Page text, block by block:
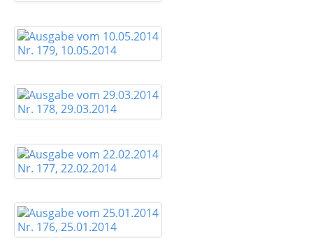
Nr. 179, 10.05.2014
Nr. 178, 29.03.2014
Nr. 177, 22.02.2014
Nr. 176, 25.01.2014